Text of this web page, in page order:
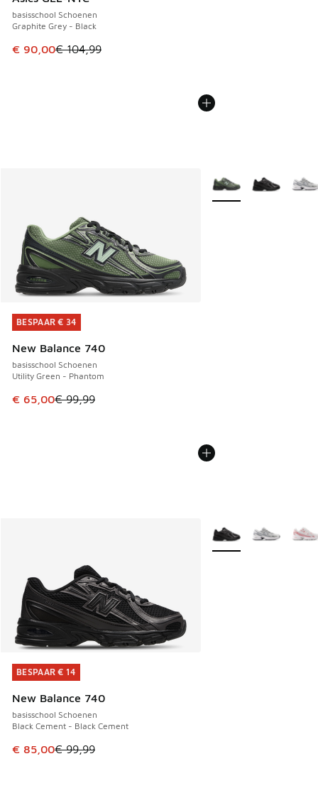
basisschool Schoenen
Graphite Grey - Black
Dit artikel is in de uitverkoop. Dit artikel is in de
€ 90,00€ 104,99
BESPAAR € 34
New Balance 740
basisschool Schoenen
Utility Green - Phantom
Dit artikel is in de uitverkoop. Dit artikel is in de
€ 65,00€ 99,99
BESPAAR € 34
Meer kleuren
BESPAAR € 14
New Balance 740
basisschool Schoenen
Black Cement - Black Cement
Dit artikel is in de uitverkoop. Dit artikel is in de
€ 85,00€ 99,99
BESPAAR € 14
Meer kleuren